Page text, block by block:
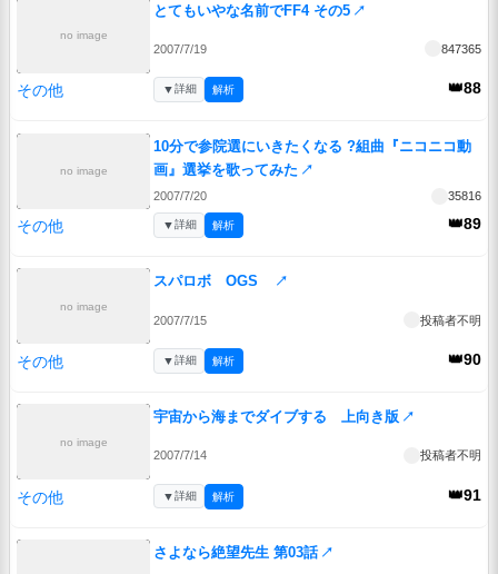
no image
とてもいやな名前でFF4 その5 ↗
2007/7/19 847365
その他 👑88
▼詳細 解析
no image
10分で参院選にいきたくなる ?組曲『ニコニコ動
画』選挙を歌ってみた ↗
2007/7/20 35816
その他 👑89
▼詳細 解析
no image
スパロボ OGS ↗
2007/7/15 投稿者不明
その他 👑90
▼詳細 解析
no image
宇宙から海までダイブする 上向き版 ↗
2007/7/14 投稿者不明
その他 👑91
▼詳細 解析
さよなら絶望先生 第03話 ↗